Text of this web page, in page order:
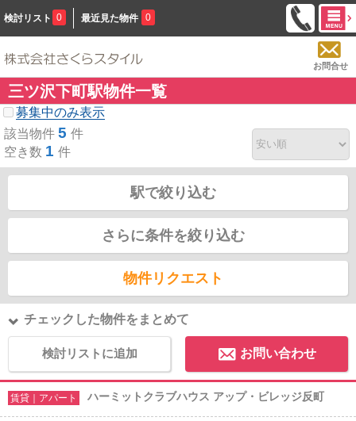
検討リスト 0 最近見た物件 0
お問合せ
三ツ沢下町駅物件一覧
募集中のみ表示
該当物件 5 件
空き数 1 件
駅で絞り込む
さらに条件を絞り込む
物件リクエスト
チェックした物件をまとめて
検討リストに追加 お問い合わせ
賃貸｜アパート ハーミットクラブハウス アップ・ビレッジ反町